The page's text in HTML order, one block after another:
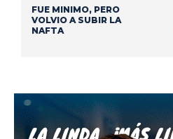
FUE MINIMO, PERO
VOLVIO A SUBIR LA
NAFTA